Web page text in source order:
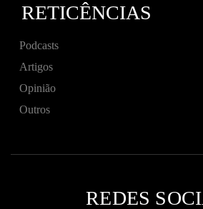
RETICÊNCIAS
Podcasts
Artigos
Opinião
Outros
REDES